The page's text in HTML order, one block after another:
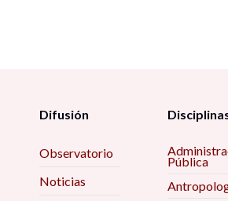
Difusión
Observatorio
Noticias
Pública